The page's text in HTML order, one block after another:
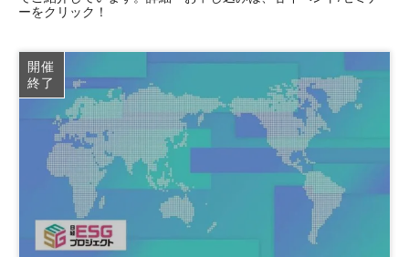
ーをクリック！
開催
終了